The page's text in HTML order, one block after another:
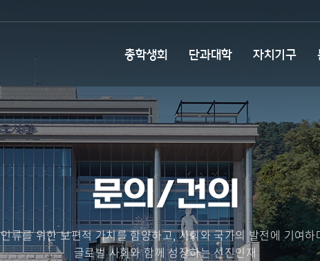
총학생회 단과대학 자치기구
문의/건의
인류를 위한 보편적 가치를 함양하고, 사회와 국가의 발전에 기여하
글로벌 사회와 함께 성장하는 선진인재